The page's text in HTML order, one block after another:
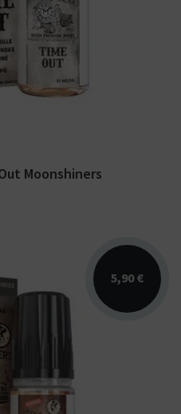
céréales blondes,
Moonshiners.
Moonshiners
5,90 €